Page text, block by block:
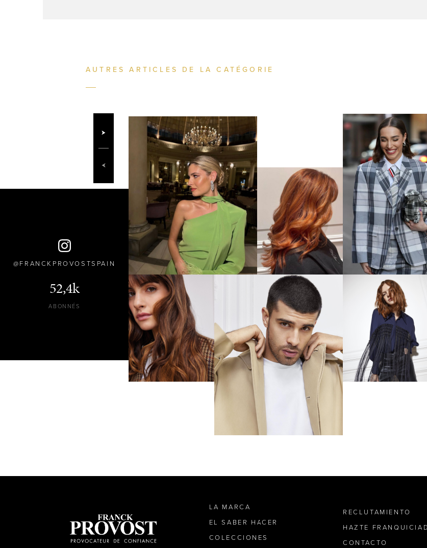
AUTRES ARTICLES DE LA CATÉGORIE
FRANCKPROVOSTSPAIN
52,4k
ABONNÉS
LA MARCA
EL SABER HACER
COLECCIONES
RECLUTAMIENTO
HAZTE
CONTACTO